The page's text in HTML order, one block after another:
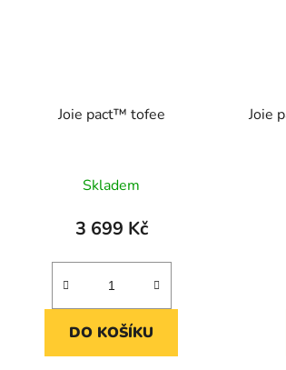
Joie pact™ tofee
Skladem
3 699 Kč
DO KOŠÍKU
Joie